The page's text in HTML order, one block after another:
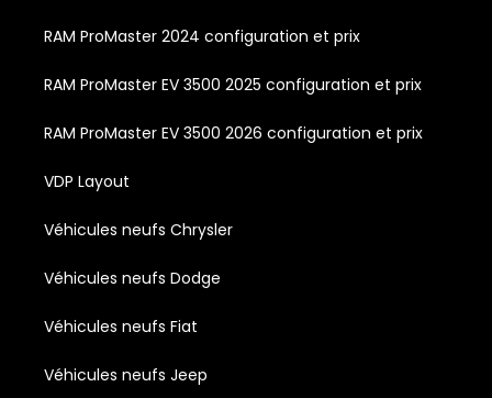
RAM ProMaster 2024 configuration et prix
RAM ProMaster EV 3500 2025 configuration et prix
RAM ProMaster EV 3500 2026 configuration et prix
VDP Layout
Véhicules neufs Chrysler
Véhicules neufs Dodge
Véhicules neufs Fiat
Véhicules neufs Jeep